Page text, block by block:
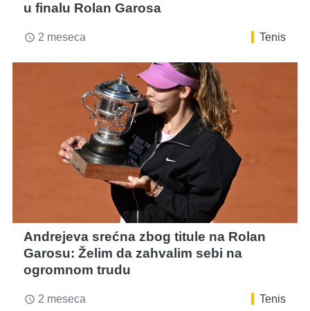
u finalu Rolan Garosa
access_time 2 meseca Tenis
Andrejeva srećna zbog titule na Rolan
Garosu: Želim da zahvalim sebi na
ogromnom trudu
access_time 2 meseca Tenis